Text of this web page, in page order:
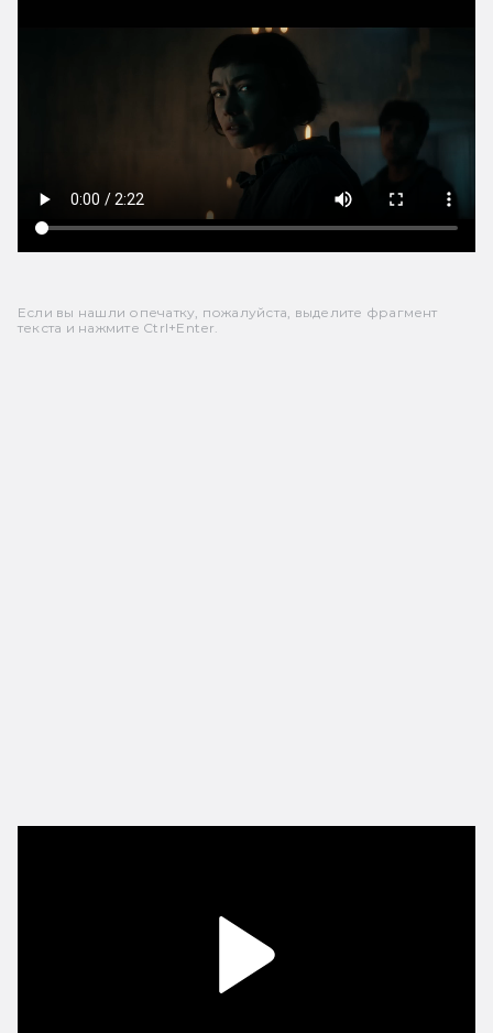
Если вы нашли опечатку, пожалуйста, выделите фрагмент
текста и нажмите Ctrl+Enter.